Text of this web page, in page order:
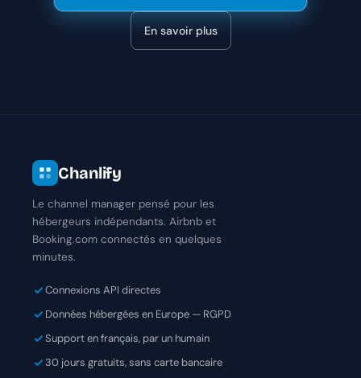
En savoir plus
Chanlify
Le channel manager pensé pour les
hébergeurs indépendants. Airbnb et
Booking.com connectés en quelques
minutes.
Connexions API directes
Données hébergées en Europe — RGPD
Support en français, par un humain
30 jours gratuits, sans carte bancaire